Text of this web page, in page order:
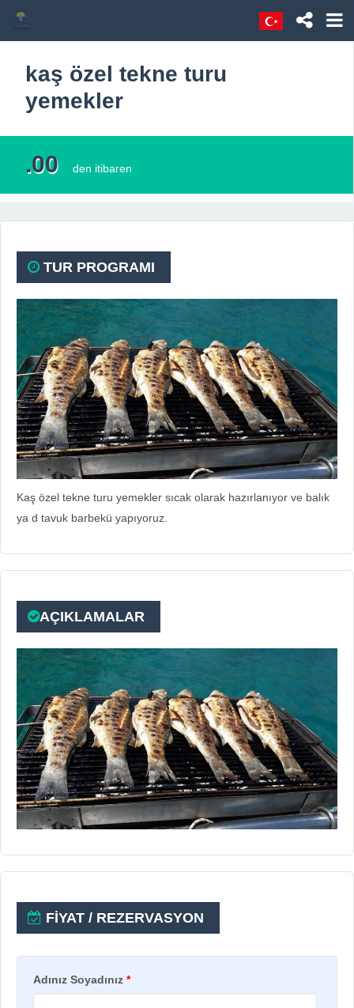
kaş özel tekne turu
yemekler
.00 den itibaren
TUR PROGRAMI
Kaş özel tekne turu yemekler sıcak olarak hazırlanıyor ve balık
ya d tavuk barbekü yapıyoruz.
AÇIKLAMALAR
FİYAT / REZERVASYON
Adınız Soyadınız *